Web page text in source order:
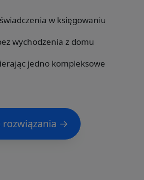
w księgowaniu
wychodzenia z domu
jedno kompleksowe
rozwiązania →